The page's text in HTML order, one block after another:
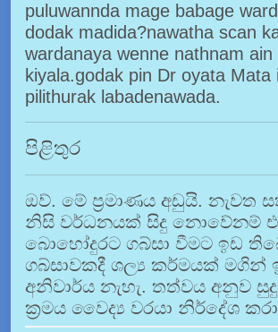
puluwannda mage babage
dodak madida?nawatha scan
wardanaya wenne nathnam
kiyala.godak pin Dr oyata Mata
pilithurak labadenawada.
පිළිතුර
ඔව්. මේ ප්‍රමාණය අඩුයි. නැවත
නිසි වර්ධනයක් සිදු නොවේනම්
බොහෝදුරට ගබ්සා වීමට ඉඩ
ගබ්සාවකදී ශල්‍ය කර්මයක් මගින්
අනිවාර්ය නැහැ. තත්වය අනුව
ක්‍රමය වෛද්‍ය වරයා නිර්දේශ